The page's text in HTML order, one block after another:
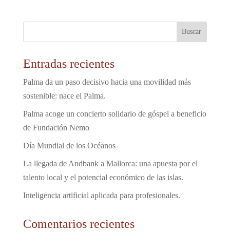
Entradas recientes
Palma da un paso decisivo hacia una movilidad más
sostenible: nace el Palma.
Palma acoge un concierto solidario de góspel a beneficio
de Fundación Nemo
Día Mundial de los Océanos
La llegada de Andbank a Mallorca: una apuesta por el
talento local y el potencial económico de las islas.
Inteligencia artificial aplicada para profesionales.
Comentarios recientes